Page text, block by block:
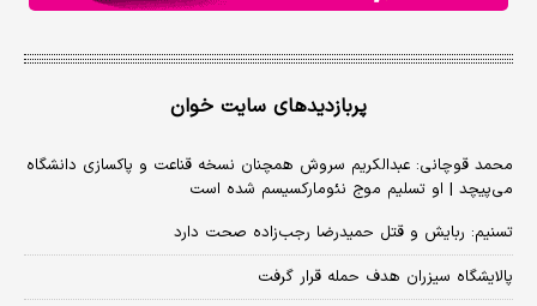
پربازدیدهای سایت خوان
محمد قوچانی: عبدالکریم سروش همچنان نسخه قناعت و پاکسازی دانشگاه
می‌پیچد | او تسلیم موج نئومارکسیسم شده است
تسنیم: ربایش و قتل حمیدرضا رجب‌زاده صحت دارد
پالایشگاه سیزران هدف حمله قرار گرفت